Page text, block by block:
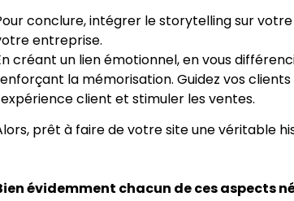
conclure, intégrer le storytelling sur
entreprise.
créant un lien émotionnel, en vous
la mémorisation. Guidez vos
client et stimuler les ventes.
prêt à faire de votre site une véritable
évidemment chacun de ces aspects